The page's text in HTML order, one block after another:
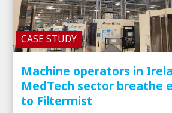
CASE STUDY
Machine operators in
MedTech sector breathe
to Filtermist